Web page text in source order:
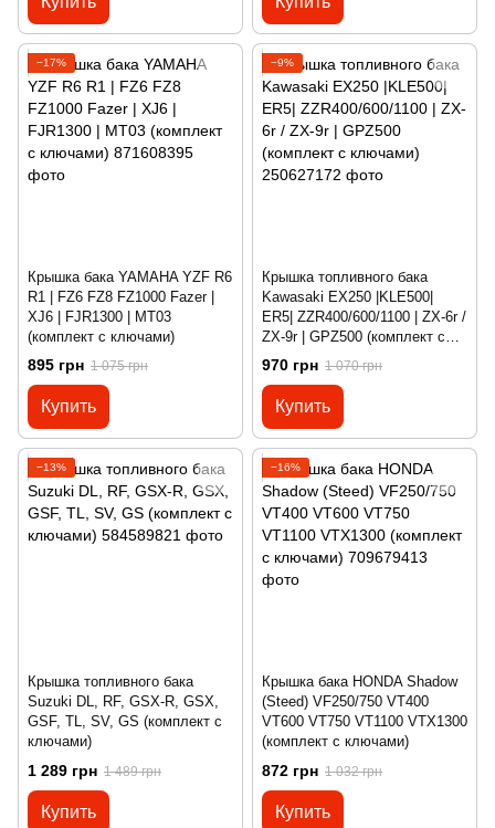
−17%
Крышка бака YAMAHA YZF R6
R1 | FZ6 FZ8 FZ1000 Fazer |
XJ6 | FJR1300 | MT03
(комплект с ключами)
895 грн 1 075 грн
Купить
−9%
Крышка топливного бака
Kawasaki EX250 |KLE500|
ER5| ZZR400/600/1100 | ZX-6r /
ZX-9r | GPZ500 (комплект с
ключами)
970 грн 1 070 грн
Купить
−13%
Крышка топливного бака
Suzuki DL, RF, GSX-R, GSX,
GSF, TL, SV, GS (комплект с
ключами)
1 289 грн 1 489 грн
Купить
−16%
Крышка бака HONDA Shadow
(Steed) VF250/750 VT400
VT600 VT750 VT1100 VTX1300
(комплект с ключами)
872 грн 1 032 грн
Купить